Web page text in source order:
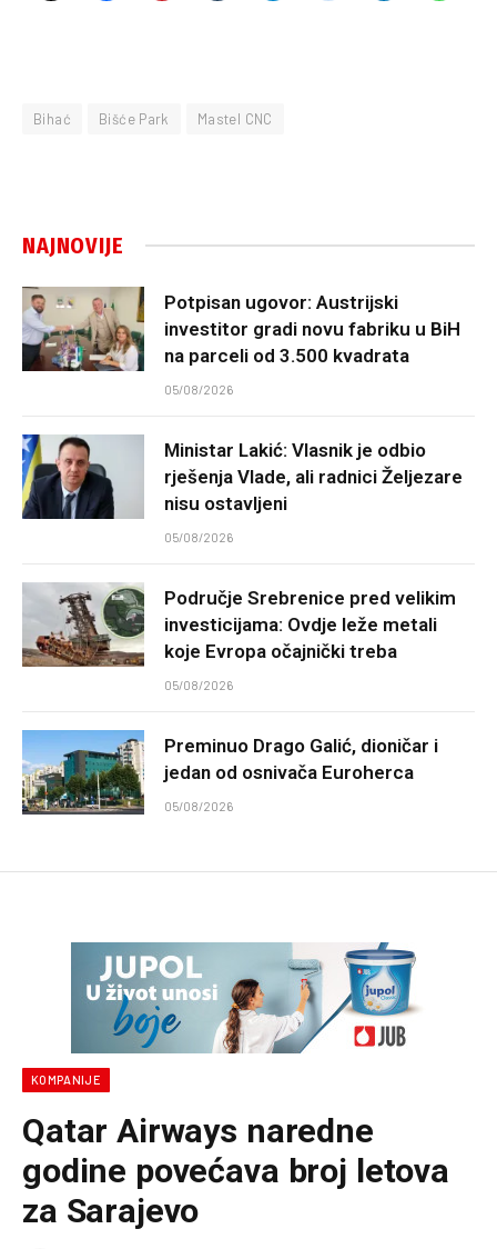
Bihać Bišće Park Mastel CNC
NAJNOVIJE
Potpisan ugovor: Austrijski
investitor gradi novu fabriku u BiH
na parceli od 3.500 kvadrata
05/08/2026
Ministar Lakić: Vlasnik je odbio
rješenja Vlade, ali radnici Željezare
nisu ostavljeni
05/08/2026
Područje Srebrenice pred velikim
investicijama: Ovdje leže metali
koje Evropa očajnički treba
05/08/2026
Preminuo Drago Galić, dioničar i
jedan od osnivača Euroherca
05/08/2026
KOMPANIJE
Qatar Airways naredne
godine povećava broj letova
za Sarajevo